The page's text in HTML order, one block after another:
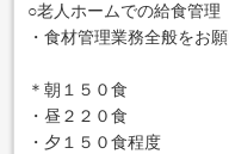
○老人ホームでの給食管理
・食材管理業務全般をお願
＊朝１５０食
・昼２２０食
・夕１５０食程度